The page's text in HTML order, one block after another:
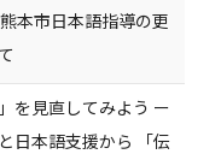
本市日本語指導の更
を見直してみよう ー
日本語支援から 「伝